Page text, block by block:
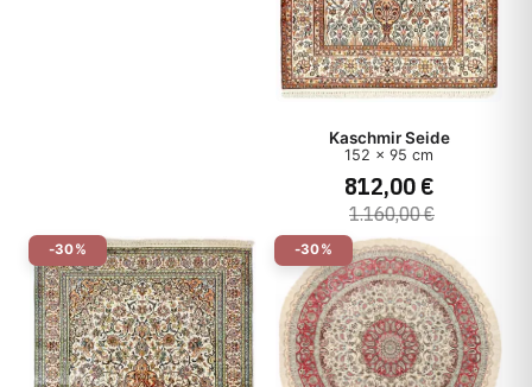
Kaschmir Seide
152 x 95 cm
812,00 €
1.160,00 €
-30% -30%